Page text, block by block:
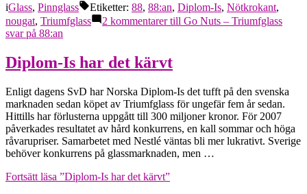
iGlass, Pinnglass Etiketter: 88, 88:an, Diplom-Is, Nötkrokant,
nougat, Triumfglass 2 kommentarertill Go Nuts – Triumfglass
svar på 88:an
Diplom-Is har det kärvt
Enligt dagens SvD har Norska Diplom-Is det tufft på den svenska
marknaden sedan köpet av Triumfglass för ungefär fem år sedan.
Hittills har förlusterna uppgått till 300 miljoner kronor. För 2007
påverkades resultatet av hård konkurrens, en kall sommar och höga
råvarupriser. Samarbetet med Nestlé väntas bli mer lukrativt. Sverige
behöver konkurrens på glassmarknaden, men …
Fortsätt läsa ”Diplom-Is har det kärvt”